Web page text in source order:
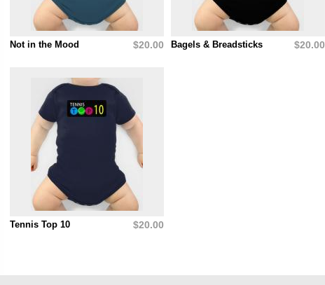
Not in the Mood $20.00 Bagels & Breadsticks $20.00
Tennis Top 10 $20.00